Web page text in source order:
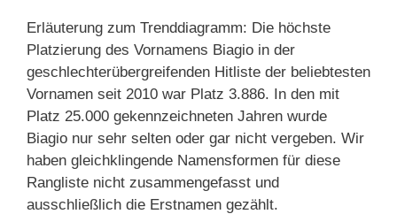
Erläuterung zum Trenddiagramm: Die höchste
Platzierung des Vornamens Biagio in der
geschlechterübergreifenden Hitliste der beliebtesten
Vornamen seit 2010 war Platz 3.886. In den mit
Platz 25.000 gekennzeichneten Jahren wurde
Biagio nur sehr selten oder gar nicht vergeben. Wir
haben gleichklingende Namensformen für diese
Rangliste nicht zusammengefasst und
ausschließlich die Erstnamen gezählt.